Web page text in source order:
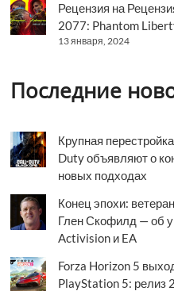
Рецензия на
2077: Phantom
13 января, 2024
Последние
Крупная
Duty объявляют о
новых подходах
Конец эпохи:
Глен Скофилд — об
Activision и EA
Forza Horizon 5
PlayStation 5: релиз